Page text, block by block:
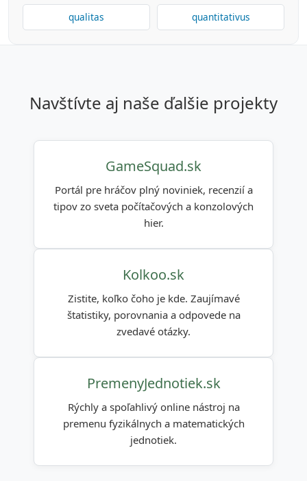
qualitas quantitativus
navštívte aj naše ďalšie projekty
GameSquad.sk
Portál pre hráčov plný noviniek, recenzií a
tipov zo sveta počítačových a konzolových
hier.
Kolkoo.sk
Zistite, koľko čoho je kde. Zaujímavé
štatistiky, porovnania a odpovede na
zvedavé otázky.
PremenyJednotiek.sk
Rýchly a spoľahlivý online nástroj na
premenu fyzikálnych a matematických
jednotiek.